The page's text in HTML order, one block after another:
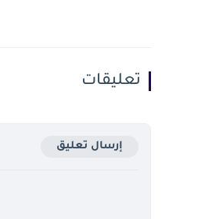
تعليقات
إرسال تعليق